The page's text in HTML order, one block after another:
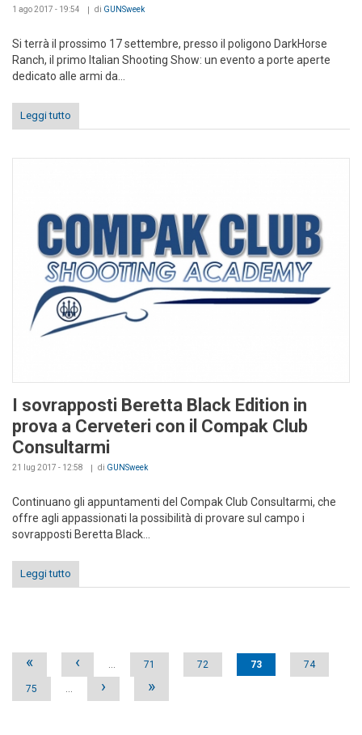
1 ago 2017 - 19:54 di GUNSweek
Si terrà il prossimo 17 settembre, presso il poligono DarkHorse
Ranch, il primo Italian Shooting Show: un evento a porte aperte
dedicato alle armi da...
Leggi tutto
I sovrapposti Beretta Black Edition in
prova a Cerveteri con il Compak Club
Consultarmi
21 lug 2017 - 12:58 di GUNSweek
Continuano gli appuntamenti del Compak Club Consultarmi, che
offre agli appassionati la possibilità di provare sul campo i
sovrapposti Beretta Black...
Leggi tutto
Pages
« ‹ … 71 72 73 74
75 … › »